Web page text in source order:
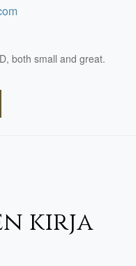
both small and great.
NAVIGATION
kirja